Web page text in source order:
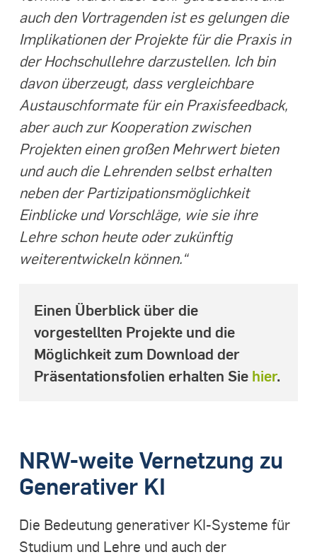
auch den Vortragenden ist es gelungen die
Implikationen der Projekte für die Praxis in
der Hochschullehre darzustellen. Ich bin
davon überzeugt, dass vergleichbare
Austauschformate für ein Praxisfeedback,
aber auch zur Kooperation zwischen
Projekten einen großen Mehrwert bieten
und auch die Lehrenden selbst erhalten
neben der Partizipationsmöglichkeit
Einblicke und Vorschläge, wie sie ihre
Lehre schon heute oder zukünftig
weiterentwickeln können.“
Einen Überblick über die
vorgestellten Projekte und die
Möglichkeit zum Download der
Präsentationsfolien erhalten Sie hier.
NRW-weite Vernetzung zu
Generativer KI
Die Bedeutung generativer KI-Systeme für
Studium und Lehre und auch der